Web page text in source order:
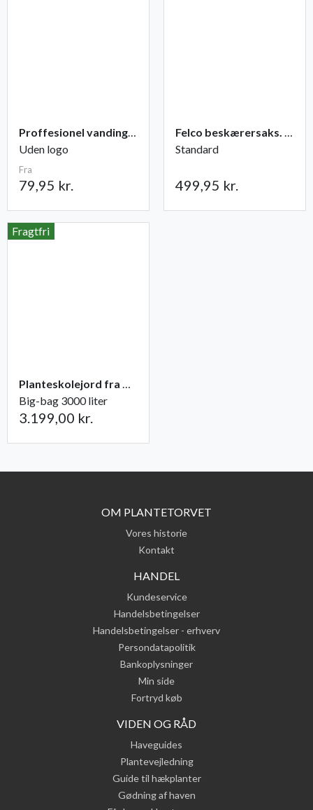
Proffesionel vandingspose 100 liter
Uden logo
Fra
79,95 kr.
Felco beskærersaks. nr. 2
Standard
499,95 kr.
Fragtfri
Planteskolejord fra Champost
Big-bag 3000 liter
3.199,00 kr.
OM PLANTETORVET
Vores historie
Kontakt
HANDEL
Kundeservice
Handelsbetingelser
Handelsbetingelser - erhverv
Persondatapolitik
Bankoplysninger
Min side
Fortryd køb
VIDEN OG RÅD
Haveguides
Plantevejledning
Guide til hækplanter
Gødning af haven